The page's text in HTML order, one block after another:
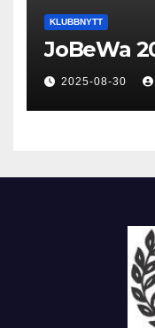
KLUBBNYTT
JoBeWa
2025-08-30